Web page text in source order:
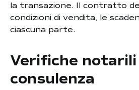
la transazione. Il contratto
condizioni di vendita, le
ciascuna parte.
Verifiche notarili
consulenza